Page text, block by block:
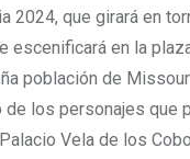
2024, que girará en
en la
población de
de los personajes que
Vela de los